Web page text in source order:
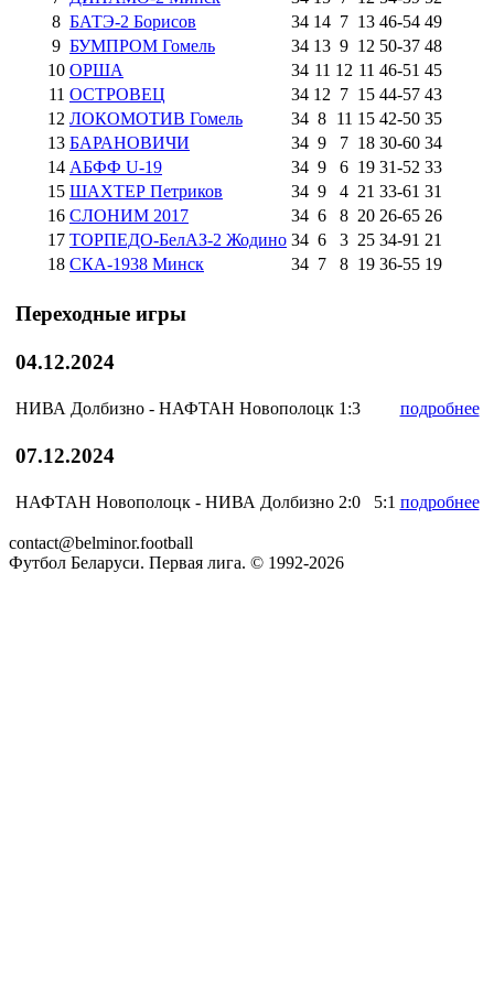
8 БАТЭ-2 Борисов 34 14 7 13 46-54 49
9 БУМПРОМ Гомель 34 13 9 12 50-37 48
10 ОРША 34 11 12 11 46-51 45
11 ОСТРОВЕЦ 34 12 7 15 44-57 43
12 ЛОКОМОТИВ Гомель 34 8 11 15 42-50 35
13 БАРАНОВИЧИ 34 9 7 18 30-60 34
14 АБФФ U-19 34 9 6 19 31-52 33
15 ШАХТЕР Петриков 34 9 4 21 33-61 31
16 СЛОНИМ 2017 34 6 8 20 26-65 26
17 ТОРПЕДО-БелАЗ-2 Жодино 34 6 3 25 34-91 21
18 СКА-1938 Минск 34 7 8 19 36-55 19
Переходные игры
04.12.2024
НИВА Долбизно - НАФТАН Новополоцк 1:3 подробнее
07.12.2024
НАФТАН Новополоцк- НИВА Долбизно 2:0 5:1 подробнее
contact@belminor.football
Футбол Беларуси. Первая лига. © 1992-2026